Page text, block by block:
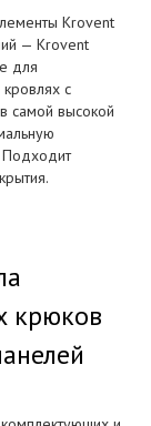
Krovent
— Krovent
для
с
самой высокой
Подходит
крюков